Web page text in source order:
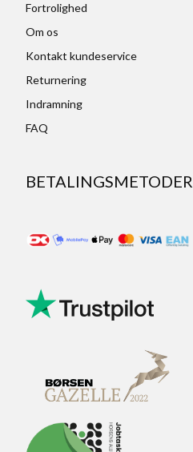
Fortrolighed
Om os
Kontakt kundeservice
Returnering
Indramning
FAQ
BETALINGSMETODER